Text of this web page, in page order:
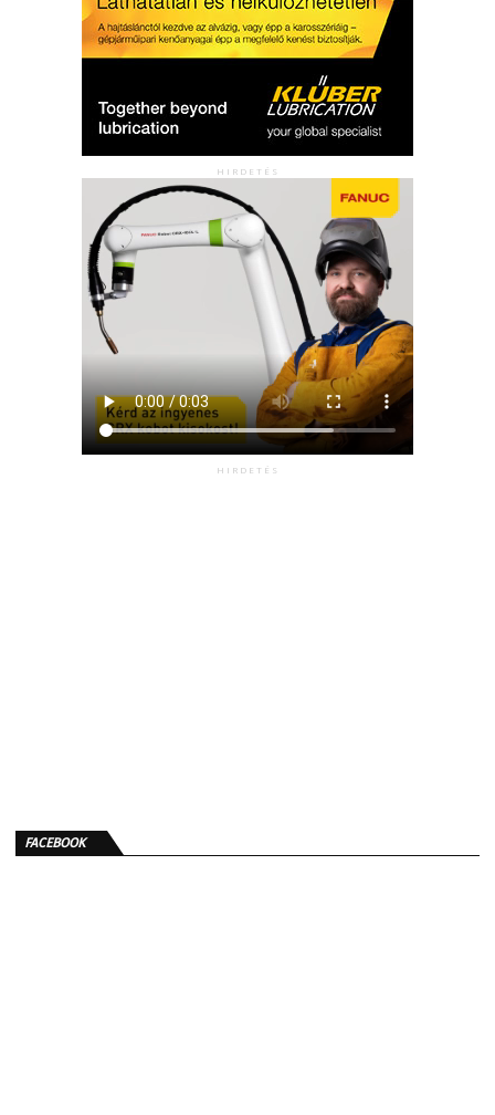
HIRDETÉS
HIRDETÉS
FACEBOOK